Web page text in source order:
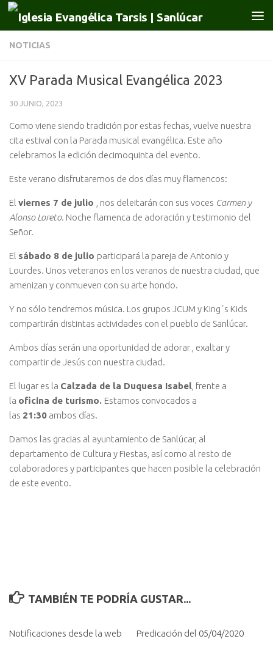
Saltar al contenido
NOTICIAS
XV Parada Musical Evangélica 2023
30 JUNIO, 2023
Como viene siendo tradición por estas fechas, vuelve nuestra
cita estival con la Parada musical evangélica. Este año
celebramos la edición decimoquinta del evento.
Este verano disfrutaremos de dos días muy flamencos:
El viernes 7 de julio , nos deleitarán con sus voces Carmen y
Alonso Loreto. Noche flamenca de adoración y testimonio del
Señor.
El sábado 8 de julio participará la pareja de Antonio y
Lourdes. Unos veteranos en los veranos de nuestra ciudad, que
amenizan y conmueven con su arte hondo.
Y no sólo tendremos música. Los grupos JCUM y King´s Kids
compartirán distintas actividades con el pueblo de Sanlúcar.
Ambos días serán una oportunidad de adorar , exaltar y
compartir de Jesús con nuestra ciudad.
El lugar es la Calzada de la Duquesa Isabel , frente a
la oficina de turismo. Estamos convocados a
las 21:30 ambos días.
Damos las gracias al ayuntamiento de Sanlúcar, al
departamento de Cultura y Fiestas, así como al resto de
colaboradores y participantes que hacen posible la celebración
de este evento.
TAMBIÉN TE PODRÍA GUSTAR...
Notificaciones desde la web Predicación del 05/04/2020